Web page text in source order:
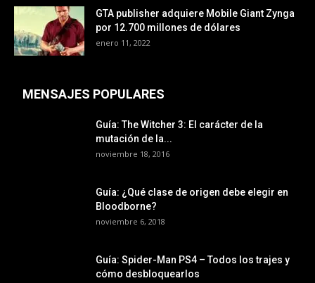
GTA publisher adquiere Mobile Giant Zynga
por 12.700 millones de dólares
enero 11, 2022
MENSAJES POPULARES
Guía: The Witcher 3: El carácter de la
mutación de la...
noviembre 18, 2016
Guía: ¿Qué clase de origen debe elegir en
Bloodborne?
noviembre 6, 2018
Guía: Spider-Man PS4 – Todos los trajes y
cómo desbloquearlos